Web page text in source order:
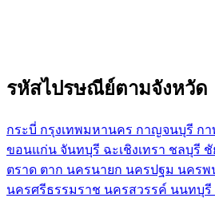
รหัสไปรษณีย์ตามจังหวัด
กระบี่ กรุงเทพมหานคร กาญจนบุรี ก
ขอนแก่น จันทบุรี ฉะเชิงเทรา ชลบุรี ชั
ตราด ตาก นครนายก นครปฐม นครพ
นครศรีธรรมราช นครสวรรค์ นนทบุรี